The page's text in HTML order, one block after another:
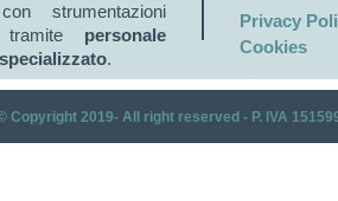
con strumentazioni
tramite personale
.
Privacy
Cookies
Copyright 2019- All right reserved - P. IVA